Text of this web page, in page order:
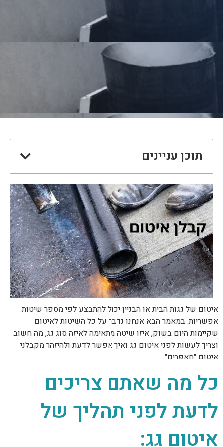
תוכן עניינים
איטום של גגות הבית או הבניין יכול להתבצע לפי מספר שיטות
אפשריות. במאמר הבא אנחנו נדבר על כל השיטות לאיטום
שקיימות היום בשוק, איזו שיטה מתאימה לאיזה סוג גג, מה חשוב
וצריך לעשות לפני איטום גג ואיך אפשר לדעת ולהיזהר מקבלני
איטום "חאפרים".
כל מה שאתם צריכים
לדעת לפני תהליך של
איטום גג: